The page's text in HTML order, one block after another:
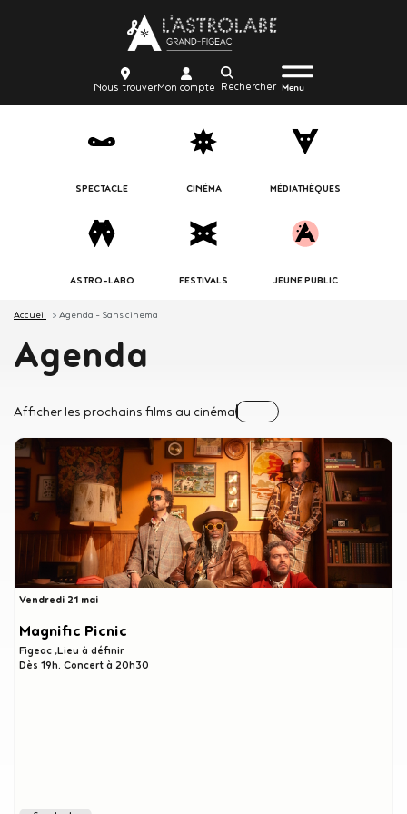
au
principal
Body
trouver
Nous trouvercompte
Mon compte
Recherche
Menu
burger
Body
icon_trigger
Menu
SPECTACLE CINÉMA MÉDIATHÈQUES
ASTRO-LABO FESTIVALS JEUNE PUBLIC
Accueil Agenda - Sans cinema
Agenda
Afficher les prochains films au cinéma
Magnific Picnic
Vendredi 21 mai
Figeac Lieu à définir
Dès 19h. Concert à 20h30